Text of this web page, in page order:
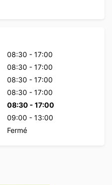
08:30 - 17:00
08:30 - 17:00
08:30 - 17:00
08:30 - 17:00
08:30 - 17:00
09:00 - 13:00
Fermé